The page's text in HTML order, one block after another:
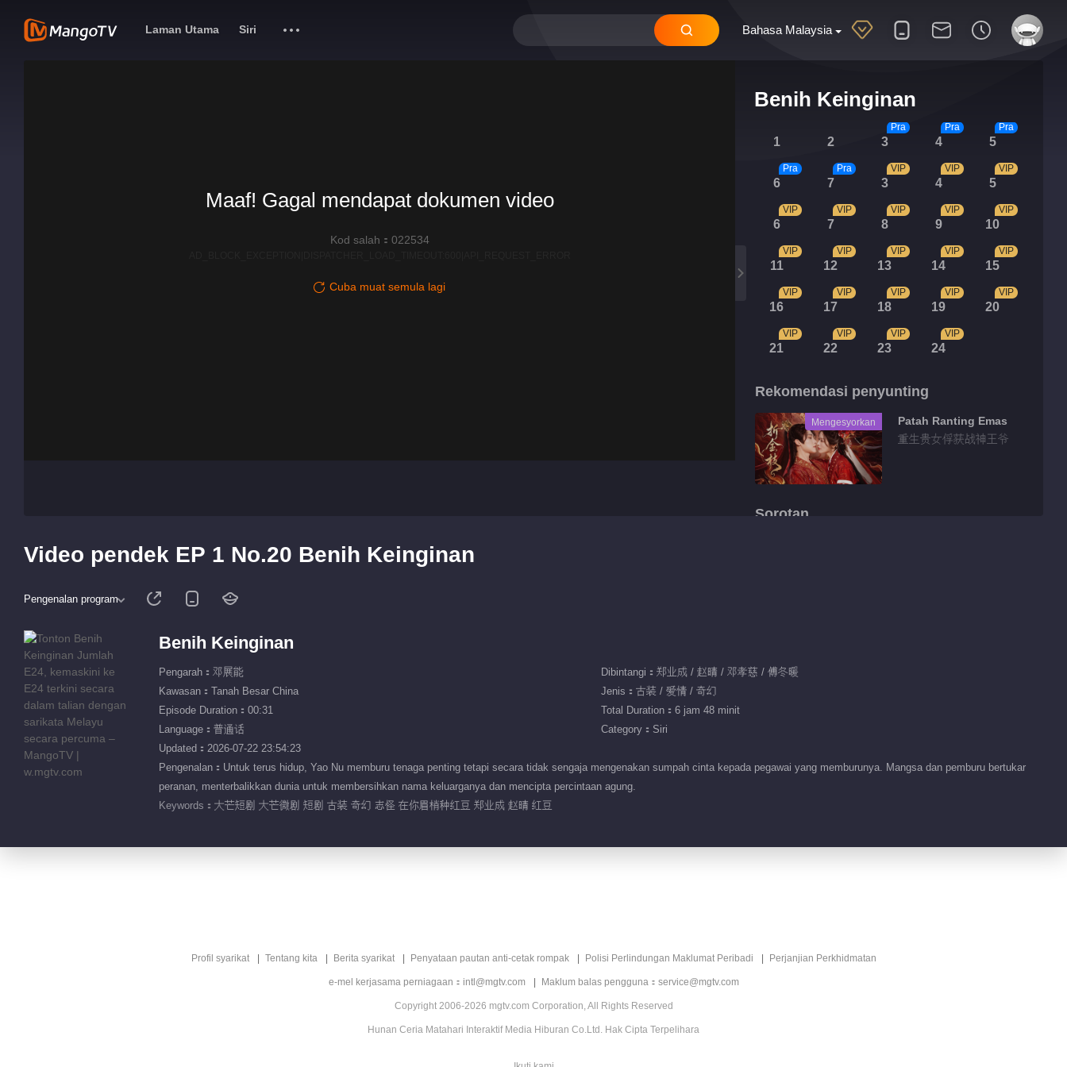
Bahasa Malaysia
Laman Utama Siri
Benih Keinginan
1 2 3
Pra
4
Pra
5
Pra
6
Pra
7
Pra
3
VIP
4
VIP
5
VIP
6
VIP
7
VIP
8
VIP
9
VIP
10
VIP
11
VIP
12
VIP
13
VIP
14
VIP
15
VIP
16
VIP
17
VIP
18
VIP
19
VIP
20
VIP
21
VIP
22
VIP
23
VIP
24
VIP
Rekomendasi penyunting
Mengesyorkan
Patah Ranting Emas
重生贵女俘获战神王爷
Sorotan
Maaf! Gagal mendapat dokumen video
Kod salah：022534
Cuba muat semula lagi
Video pendek EP 1 No.20 Benih Keinginan
Pengenalan program
Benih Keinginan
Pengarah：邓展能
Dibintangi：郑业成 / 赵晴 / 邓孝慈 / 傅冬暖
Kawasan：Tanah Besar China
Jenis：古装 / 爱情 / 奇幻
Episode Duration：00:31
Total Duration：6 jam 48 minit
Language：普通话
Category：Siri
Updated：2026-07-22 23:54:23
Pengenalan：Untuk terus hidup, Yao Nu memburu tenaga penting tetapi secara tidak sengaja mengenakan sumpah cinta kepada pegawai yang memburunya. Mangsa dan pemburu bertukar
peranan, menterbalikkan dunia untuk membersihkan nama keluarganya dan mencipta percintaan agung.
Keywords： 大芒短剧 大芒微剧 短剧 古装 奇幻 志怪 在你眉梢种红豆 郑业成 赵晴 红豆
Profil syarikat Tentang kita Berita syarikat Penyataan pautan anti-cetak rompak Polisi Perlindungan Maklumat Peribadi Perjanjian Perkhidmatan
e-mel kerjasama perniagaan：intl@mgtv.com Maklum balas pengguna：service@mgtv.com
Copyright 2006-2026 mgtv.com Corporation, All Rights Reserved
Hunan Ceria Matahari Interaktif Media Hiburan Co.Ltd. Hak Cipta Terpelihara